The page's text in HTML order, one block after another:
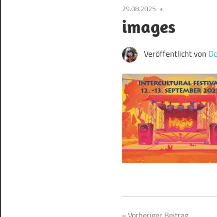
29.08.2025
images
Veröffentlicht von